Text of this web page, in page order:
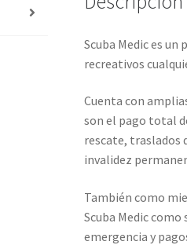
Scuba Medic es
recreativos
Cuenta con
son el pago total
rescate, traslados
invalidez
También como
Scuba Medic
emergencia y